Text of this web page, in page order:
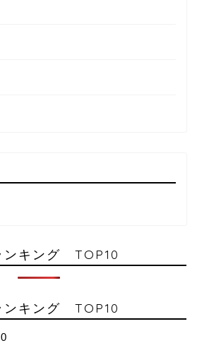
ンキング TOP10
ンキング TOP10